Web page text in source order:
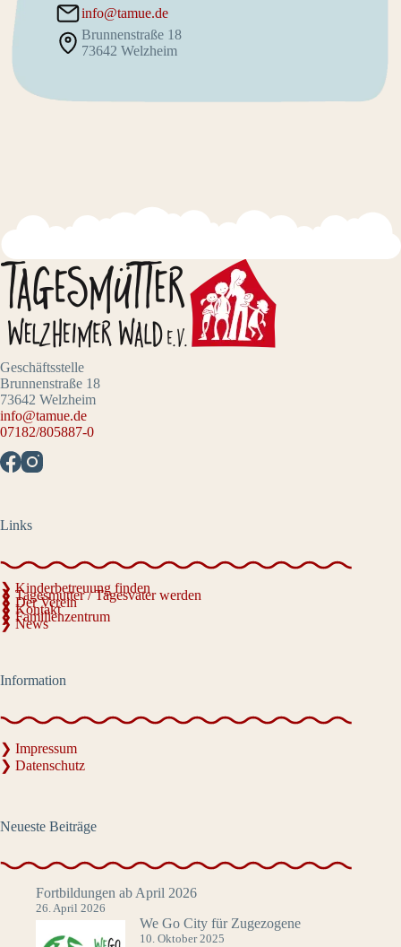
info@tamue.de
Brunnenstraße 18
73642 Welzheim
Geschäftsstelle
Brunnenstraße 18
73642 Welzheim
info@tamue.de
07182/805887-0
Links
❯ Kinderbetreuung finden
❯ Tagesmutter / Tagesvater werden
❯ Der Verein
❯ Kontakt
❯ Familienzentrum
❯ News
Information
❯ Impressum
❯ Datenschutz
Neueste Beiträge
Fortbildungen ab April 2026
26. April 2026
We Go City für Zugezogene
10. Oktober 2025